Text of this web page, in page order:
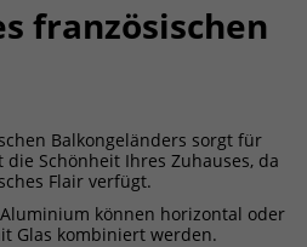
französischen
Balkongeländers sorgt für
Schönheit Ihres Zuhauses, da
Flair verfügt.
können horizontal oder
Glas kombiniert werden.